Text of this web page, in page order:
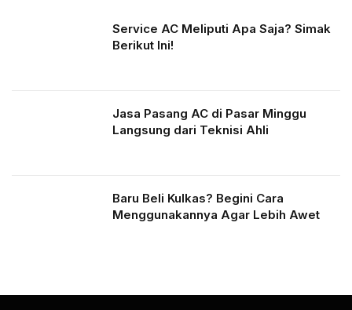
Service AC Meliputi Apa Saja? Simak
Berikut Ini!
Jasa Pasang AC di Pasar Minggu
Langsung dari Teknisi Ahli
Baru Beli Kulkas? Begini Cara
Menggunakannya Agar Lebih Awet